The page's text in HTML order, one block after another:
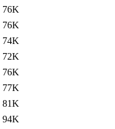
76K
76K
74K
72K
76K
77K
81K
94K